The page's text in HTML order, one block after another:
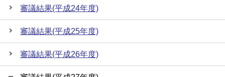
審議結果(平成24年度)
審議結果(平成25年度)
審議結果(平成26年度)